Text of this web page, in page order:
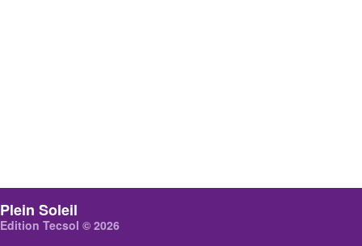
Plein Soleil
Edition Tecsol © 2026